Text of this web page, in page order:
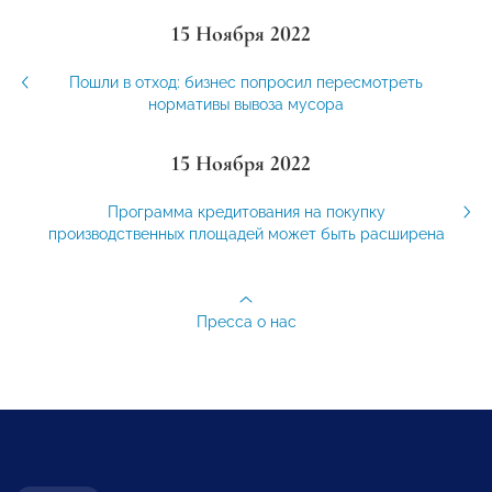
15 Ноября 2022
Пошли в отход: бизнес попросил пересмотреть
нормативы вывоза мусора
15 Ноября 2022
Программа кредитования на покупку
производственных площадей может быть расширена
Пресса о нас